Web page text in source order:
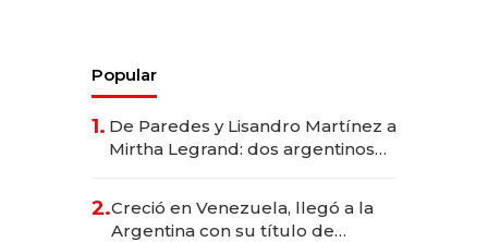
Popular
1. De Paredes y Lisandro Martínez a
Mirtha Legrand: dos argentinos
2.Creció en Venezuela, llegó a la
Argentina con su título de